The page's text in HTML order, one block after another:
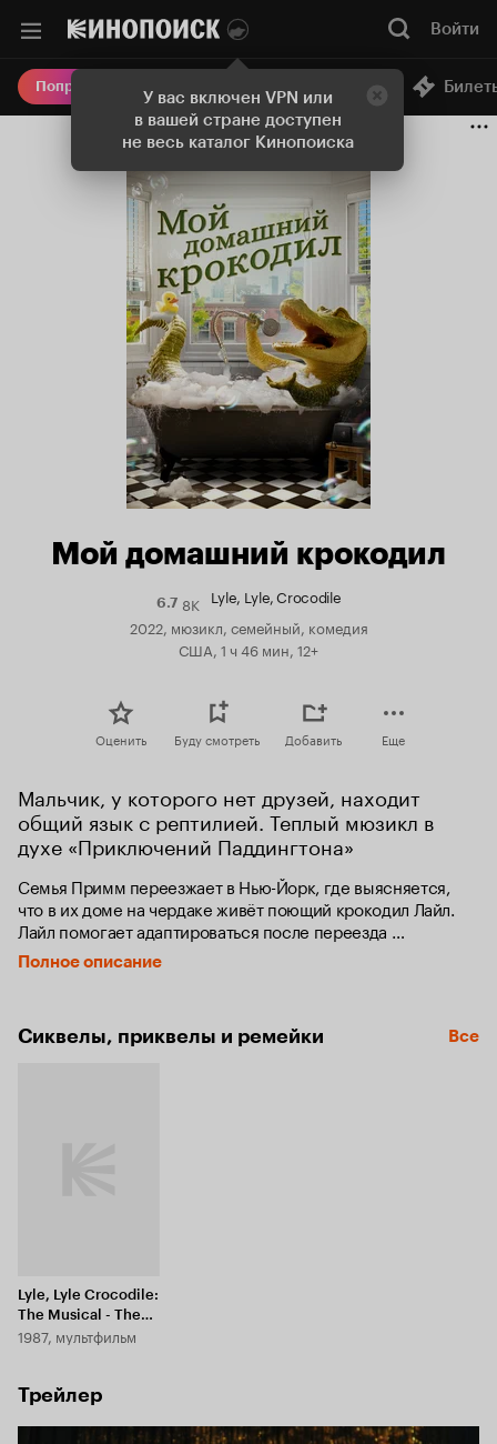
У вас включен VPN или
в вашей стране доступен
не весь каталог Кинопоиска
Войти
Попробовать Плюс Онлайн-кинотеатр
Мой домашний крокодил
6.7Рейтинг
6.7
8K Lyle, Lyle, Crocodile
2022, мюзикл, семейный, комедия
США, 1 ч 46 мин, 12+
Оценить Буду смотреть Добавить Еще
Мальчик, у которого нет друзей, находит
общий язык с рептилией. Теплый мюзикл в
духе «Приключений Паддингтона»
Семья Примм переезжает в Нью-Йорк, где выясняется,
что в их доме на чердаке живёт поющий крокодил Лайл.
Лайл помогает адаптироваться после переезда
маленькому Джошу Примму. Но злобный сосед мистер
Грампс хочет, чтобы зверя изолировали от людей.
Полное описание
Сиквелы, приквелы и ремейки Все
Lyle, Lyle Crocodile:
The Musical - The
House on East 88th
1987, мультфильм
Трейлер